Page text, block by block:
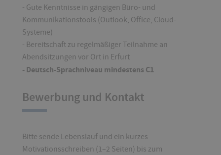
- Gute Kenntnisse in gängigen Büro- und
Kommunikationstools (Outlook, Office, Cloud-
Systeme)
- Bereitschaft zu regelmäßiger Teilnahme an
Abendsitzungen vor Ort in Erfurt
- Deutsch-Sprachniveau mindestens C1
Bewerbung und Kontakt
Bitte sende Lebenslauf und ein kurzes
Motivationsschreiben (1–2 Seiten) bis zum